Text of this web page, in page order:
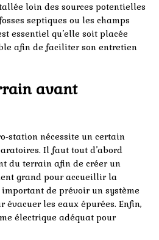
loin des sources potentielles
septiques ou les champs
essentiel qu’elle soit placée
afin de faciliter son entretien
avant
station nécessite un certain
Il faut tout d’abord
du terrain afin de créer un
grand pour accueillir la
de prévoir un système
évacuer les eaux épurées. Enfin,
électrique adéquat pour